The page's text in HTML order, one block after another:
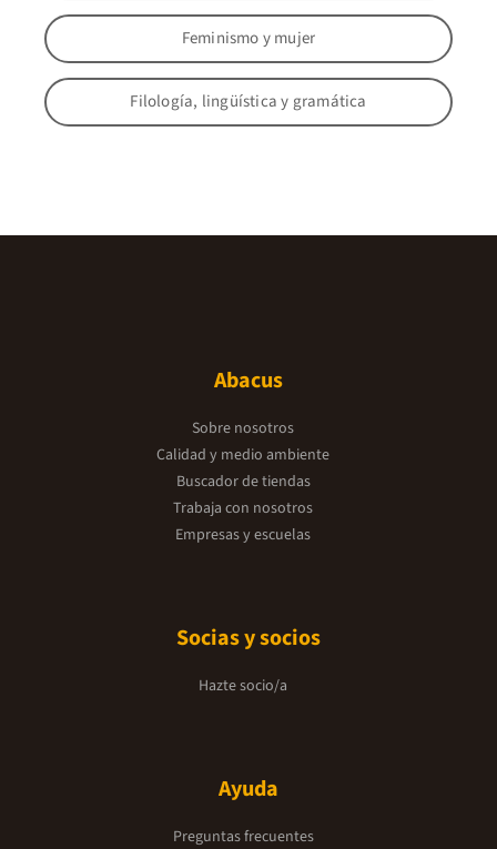
Feminismo y mujer
Filología, lingüística y gramática
Abacus
Sobre nosotros
Calidad y medio ambiente
Buscador de tiendas
Trabaja con nosotros
Empresas y escuelas
Socias y socios
Hazte socio/a
Ayuda
Preguntas frecuentes